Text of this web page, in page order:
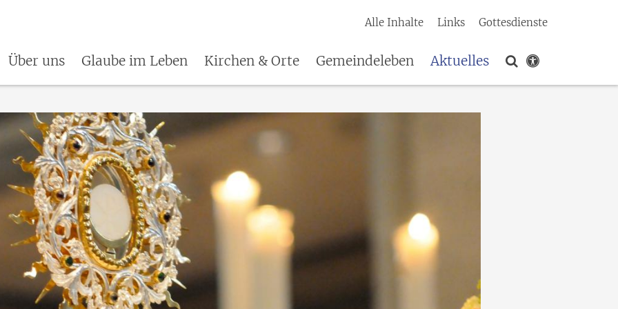
Alle Inhalte Links Gottesdienste
Über uns Glaube im Leben Kirchen & Orte Gemeindeleben Aktuelles